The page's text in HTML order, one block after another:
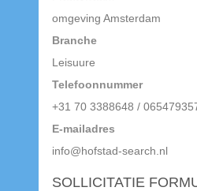
omgeving Amsterdam
Branche
Leisuure
Telefoonnummer
+31 70 3388648 /
E-mailadres
info@hofstad-search.nl
SOLLICITATIE